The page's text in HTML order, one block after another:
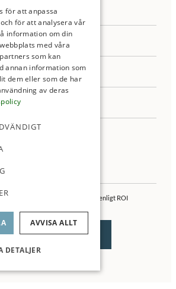
av mina personuppgifter enligt ROI
för att anpassa
för att analysera vår
information om din
med våra
som kan
annan information som
dem eller som de har
av deras
AVVISA ALLT
DETALJER